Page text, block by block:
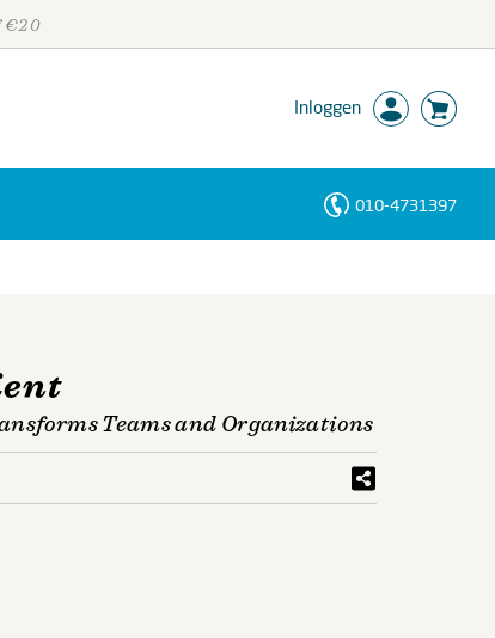
€20
Inloggen
010-4731397
Teams and Organizations